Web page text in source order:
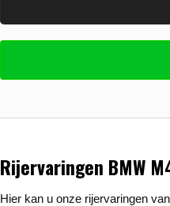
E-mail*
Rijervaringen BMW
Hier kan u onze rijervaringen